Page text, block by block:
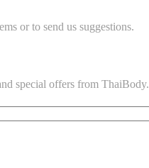
or to send us suggestions.
special offers from